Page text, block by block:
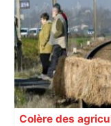
Colère des